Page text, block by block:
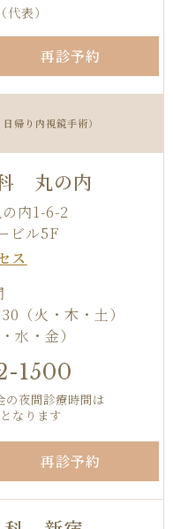
（代表）
再診予約
帰り内視鏡手術）
丸の内
内1-6-2
ビル5F
ス
（火・木・土）
水・金）
1500
の夜間診療時間は
なります
再診予約